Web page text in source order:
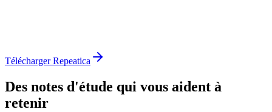
Télécharger Repeatica
Des notes d'étude qui vous aident à
retenir